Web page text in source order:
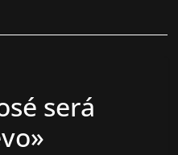
será